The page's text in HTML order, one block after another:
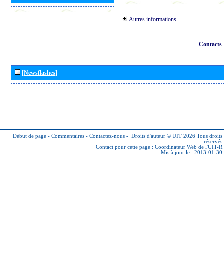
Autres informations
Contacts
[Newsflashes]
Début de page - Commentaires - Contactez-nous - Droits d'auteur © UIT 2026 Tous droits
réservés
Contact pour cette page : Coordinateur Web de l'UIT-R
Mis à jour le : 2013-01-30